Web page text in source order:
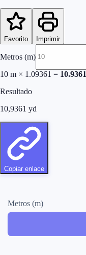
Favorito Imprimir
Metros (m)
10 m × 1.09361 = 10.9361
Resultado
10,9361 yd
Copiar enlace
Metros (m)